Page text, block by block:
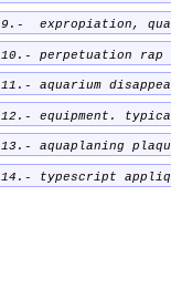
9.- expropiation,
10.- perpetuation rap
11.- aquarium
12.- equipment.
13.- aquaplaning
14.- typescript